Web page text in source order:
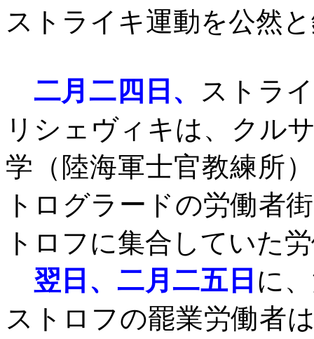
ストライキ運動を公然
二月二四日、
ストラ
リシェヴィキは、クル
学（陸海軍士官教練所
トログラードの労働者
トロフに集合していた
翌日、二月二五日 に
ストロフの罷業労働者